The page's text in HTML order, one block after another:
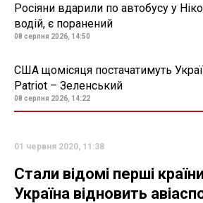
Росіяни вдарили по автобусу у
водій, є поранений
08 серпня 2026, 14:50
США щомісяця постачатимуть
Patriot – Зеленський
08 серпня 2026, 14:22
01 червня 2020, 11:38
Стали відомі перші
Україна відновить